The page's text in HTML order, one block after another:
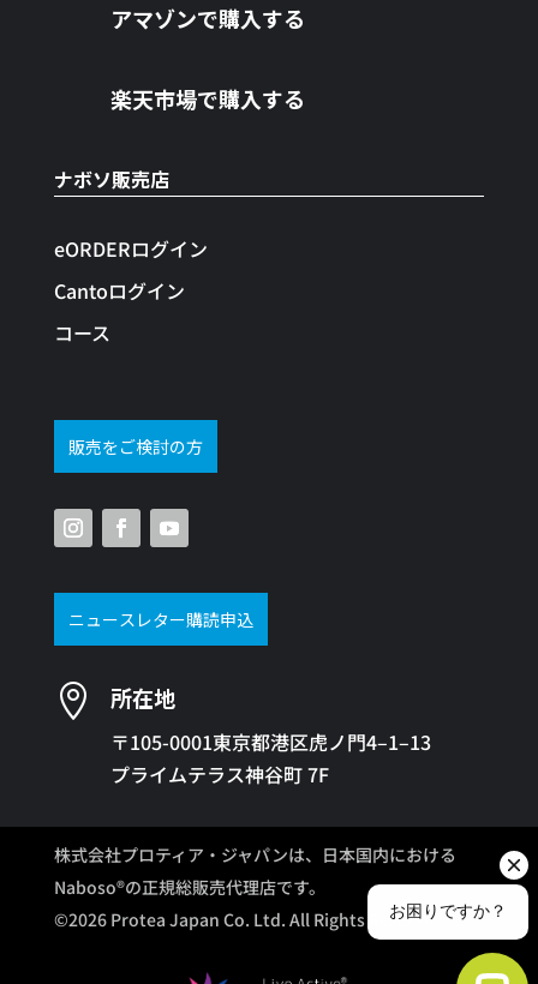
アマゾンで購入する
楽天市場で購入する
ナボソ販売店
eORDERログイン
Cantoログイン
コース
販売をご検討の方
ニュースレター購読申込
 所在地
〒105-0001東京都港区虎ノ門4–1–13
プライムテラス神谷町 7F
株式会社プロティア・ジャパンは、日本国内における
Naboso®の正規総販売代理店です。
©2026 Protea Japan Co. Ltd. All Rights Reserved.